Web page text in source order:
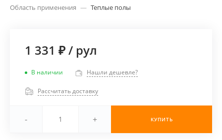
Область применения — Теплые полы
1 331 ₽/ рул
В наличии Нашли дешевле?
Рассчитать доставку
- + КУПИТЬ